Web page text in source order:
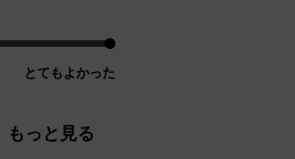
とてもよかった
もっと見る